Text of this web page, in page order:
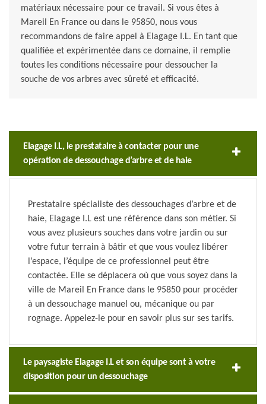
matériaux nécessaire pour ce travail. Si vous êtes à
Mareil En France ou dans le 95850, nous vous
recommandons de faire appel à Elagage I.L. En tant que
qualifiée et expérimentée dans ce domaine, il remplie
toutes les conditions nécessaire pour dessoucher la
souche de vos arbres avec sûreté et efficacité.
Elagage I.L, le prestataire à contacter pour une
opération de dessouchage d’arbre et de haie
Prestataire spécialiste des dessouchages d’arbre et de
haie, Elagage I.L est une référence dans son métier. Si
vous avez plusieurs souches dans votre jardin ou sur
votre futur terrain à bâtir et que vous voulez libérer
l’espace, l’équipe de ce professionnel peut être
contactée. Elle se déplacera où que vous soyez dans la
ville de Mareil En France dans le 95850 pour procéder
à un dessouchage manuel ou, mécanique ou par
rognage. Appelez-le pour en savoir plus sur ses tarifs.
Le paysagiste Elagage I.L et son équipe sont à votre
disposition pour un dessouchage